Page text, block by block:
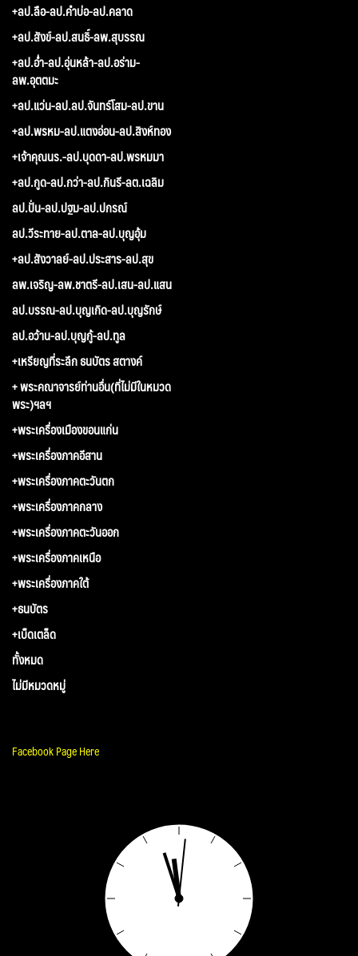
+ลป.ลือ-ลป.คำบ่อ-ลป.คลาด
+ลป.สังข์-ลป.สนธิ์-ลพ.สุบรรณ
+ลป.อ่ำ-ลป.อุ่นหล้า-ลป.อร่าม-
ลพ.อุตตมะ
+ลป.แว่น-ลป.ลป.จันทร์โสม-ลป.ขาน
+ลป.พรหม-ลป.แตงอ่อน-ลป.สิงห์ทอง
+เจ้าคุณนร.-ลป.บุดดา-ลป.พรหมมา
+ลป.กูด-ลป.กว่า-ลป.กินรี-ลต.เฉลิม
ลป.ปั่น-ลป.ปฐม-ลป.ปกรณ์
ลป.วีระทาย-ลป.ตาล-ลป.บุญอุ้ม
+ลป.สังวาลย์-ลป.ประสาร-ลป.สุข
ลพ.เจริญ-ลพ.ชาตรี-ลป.เสน-ลป.แสน
ลป.บรรณ-ลป.บุญเกิด-ลป.บุญรักษ์
ลป.อว้าน-ลป.บุญกู้-ลป.ทูล
+เหรียญที่ระลึก ธนบัตร สตางค์
+ พระคณาจารย์ท่านอื่น(ที่ไม่มีในหมวด
พระ)ฯลฯ
+พระเครื่องเมืองขอนแก่น
+พระเครื่องภาคอีสาน
+พระเครื่องภาคตะวันตก
+พระเครื่องภาคกลาง
+พระเครื่องภาคตะวันออก
+พระเครื่องภาคเหนือ
+พระเครื่องภาคใต้
+ธนบัตร
+เบ็ดเตล็ด
ทั้งหมด
ไม่มีหมวดหมู่
Facebook Page Here